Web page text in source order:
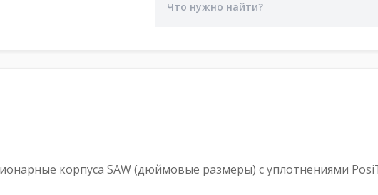
корпуса SAW (дюймовые размеры) с уплотнениями